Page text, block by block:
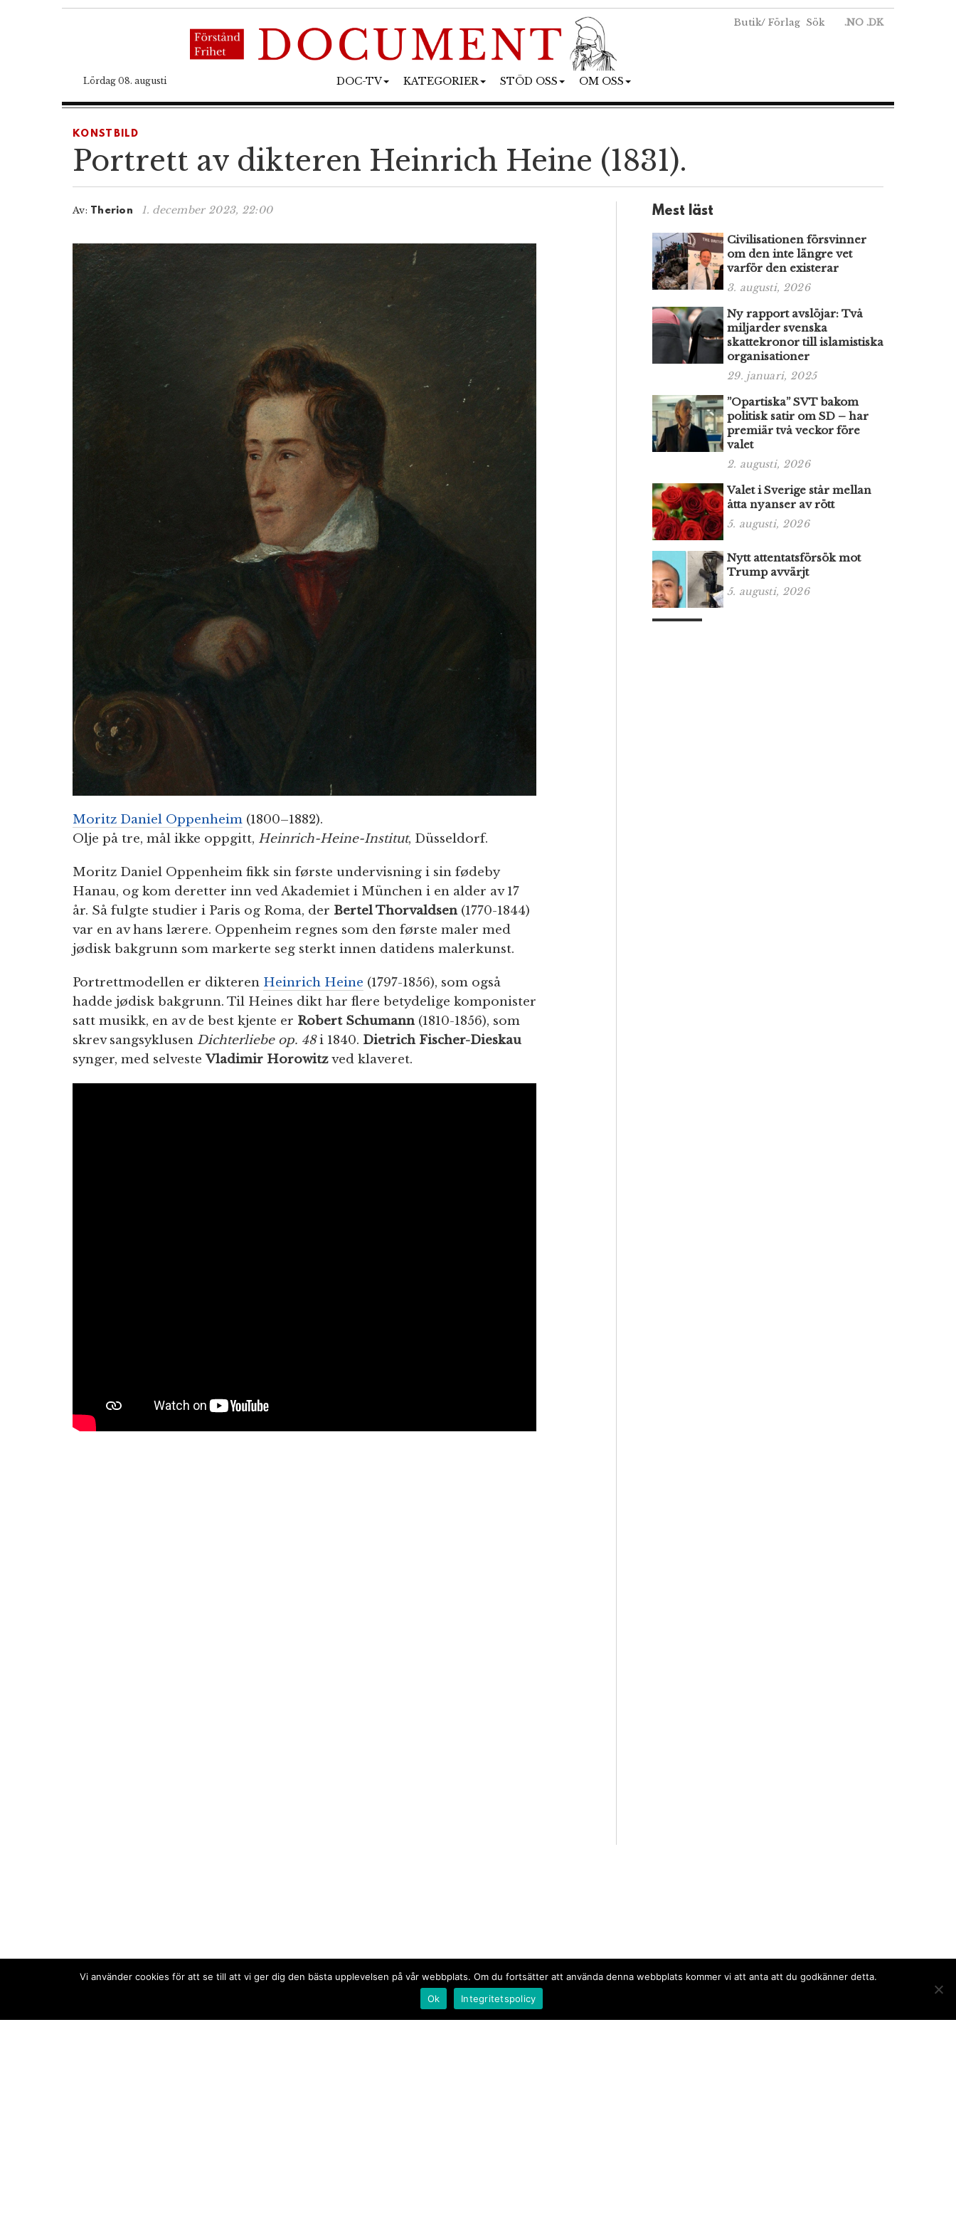
Butik/ Förlag Sök .NO .DK
Lördag 08. augusti DOC-TV KATEGORIER STÖD OSS OM OSS
KONSTBILD
Portrett av dikteren Heinrich Heine (1831).
Av: Therion 1. december 2023, 22:00
Moritz Daniel Oppenheim (1800–1882).
Olje på tre, mål ikke oppgitt, Heinrich-Heine-Institut, Düsseldorf.
Moritz Daniel Oppenheim fikk sin første undervisning i sin fødeby
Hanau, og kom deretter inn ved Akademiet i München i en alder av 17
år. Så fulgte studier i Paris og Roma, der Bertel Thorvaldsen (1770-1844)
var en av hans lærere. Oppenheim regnes som den første maler med
jødisk bakgrunn som markerte seg sterkt innen datidens malerkunst.
Portrettmodellen er dikteren Heinrich Heine (1797-1856), som også
hadde jødisk bakgrunn. Til Heines dikt har flere betydelige komponister
satt musikk, en av de best kjente er Robert Schumann (1810-1856), som
skrev sangsyklusen Dichterliebe op. 48i 1840. Dietrich Fischer-Dieskau
synger, med selveste Vladimir Horowitzved klaveret.
Mest läst
Civilisationen försvinner
om den inte längre vet
varför den existerar
3. augusti, 2026
Ny rapport avslöjar: Två
miljarder svenska
skattekronor till islamistiska
organisationer
29. januari, 2025
”Opartiska” SVT bakom
politisk satir om SD – har
premiär två veckor före
valet
2. augusti, 2026
Valet i Sverige står mellan
åtta nyanser av rött
5. augusti, 2026
Nytt attentatsförsök mot
Trump avvärjt
5. augusti, 2026
Vi använder cookies för att se till att vi ger dig den bästa upplevelsen på vår webbplats. Om du fortsätter att använda denna webbplats kommer vi att anta att du godkänner detta.
Ok
Integritetspolicy